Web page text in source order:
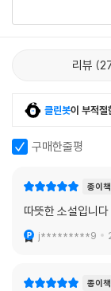
「현대문학 핀 시리
특별한 예술작품으
각 소설이 그 작품
은 바로 소설과 예술
국민대 미술대학 회
에서 개인전과 단체
타지 사이의 간극을
형상의 동식물이 뒤
있다.
작가의 말
리뷰
클린봇이 부적절
구매한줄평
종이책
따뜻한 소설입니다
j*********9
종이책